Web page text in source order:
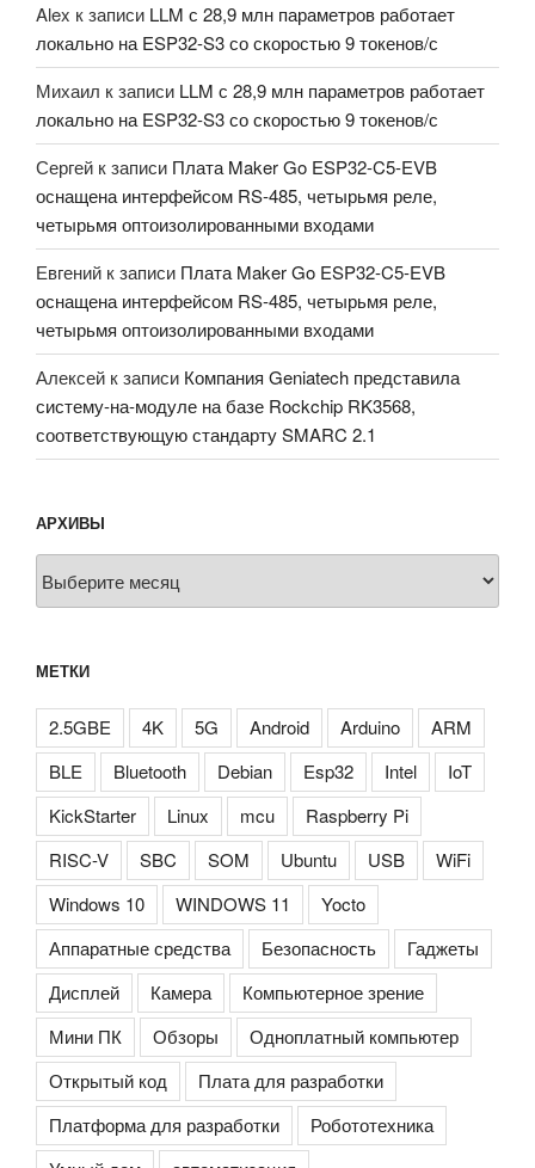
Alex к записи LLM с 28,9 млн параметров работает
локально на ESP32-S3 со скоростью 9 токенов/с
Михаил к записи LLM с 28,9 млн параметров работает
локально на ESP32-S3 со скоростью 9 токенов/с
Сергей к записи Плата Maker Go ESP32-C5-EVB
оснащена интерфейсом RS-485, четырьмя реле,
четырьмя оптоизолированными входами
Евгений к записи Плата Maker Go ESP32-C5-EVB
оснащена интерфейсом RS-485, четырьмя реле,
четырьмя оптоизолированными входами
Алексей к записи Компания Geniatech представила
систему-на-модуле на базе Rockchip RK3568,
соответствующую стандарту SMARC 2.1
АРХИВЫ
МЕТКИ
2.5GBE 4K 5G Android Arduino
ARM
BLE
Bluetooth Debian Esp32 Intel
IoT
KickStarter
Linux mcu
Raspberry Pi
RISC-V
SBC SOM Ubuntu USB
WiFi
Windows 10
WINDOWS 11
Yocto
Аппаратные средства
Безопасность
Гаджеты
Дисплей
Камера
Компьютерное зрение
Мини ПК
Обзоры
Одноплатный компьютер
Открытый код
Плата для разработки
Платформа для разработки
Робототехника